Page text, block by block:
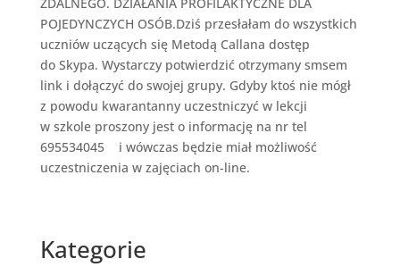
ZDALNEGO. DZIAŁANIA PROFILAKTYCZNE DLA
POJEDYNCZYCH OSÓB.Dziś przesłałam do wszystkich
uczniów uczących się Metodą Callana dostęp
do Skypa. Wystarczy potwierdzić otrzymany smsem
link i dołączyć do swojej grupy. Gdyby ktoś nie mógł
z powodu kwarantanny uczestniczyć w lekcji
w szkole proszony jest o informację na nr tel
695534045 i wówczas będzie miał możliwość
uczestniczenia w zajęciach on-line.
Kategorie